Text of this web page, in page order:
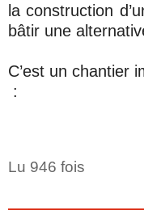
la construction
bâtir une
C’est un chantier
:
Lu 946 fois